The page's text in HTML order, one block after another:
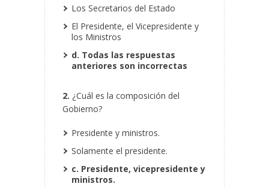
Los Secretarios del Estado
El Presidente, el Vicepresidente y
los Ministros
d. Todas las respuestas
anteriores son incorrectas
2. ¿Cuál es la composición del
Gobierno?
Presidente y ministros.
Solamente el presidente.
c. Presidente, vicepresidente y
ministros.